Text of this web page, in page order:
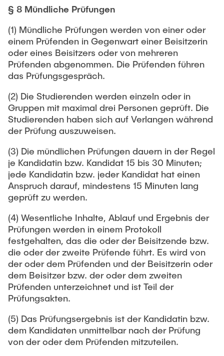
§ 8 Mündliche Prüfungen
(1) Mündliche Prüfungen werden von einer oder
einem Prüfenden in Gegenwart einer Beisitzerin
oder eines Beisitzers oder von mehreren
Prüfenden abgenommen. Die Prüfenden führen
das Prüfungsgespräch.
(2) Die Studierenden werden einzeln oder in
Gruppen mit maximal drei Personen geprüft. Die
Studierenden haben sich auf Verlangen während
der Prüfung auszuweisen.
(3) Die mündlichen Prüfungen dauern in der Regel
je Kandidatin bzw. Kandidat 15 bis 30 Minuten;
jede Kandidatin bzw. jeder Kandidat hat einen
Anspruch darauf, mindestens 15 Minuten lang
geprüft zu werden.
(4) Wesentliche Inhalte, Ablauf und Ergebnis der
Prüfungen werden in einem Protokoll
festgehalten, das die oder der Beisitzende bzw.
die oder der zweite Prüfende führt. Es wird von
der oder dem Prüfenden und der Beisitzerin oder
dem Beisitzer bzw. der oder dem zweiten
Prüfenden unterzeichnet und ist Teil der
Prüfungsakten.
(5) Das Prüfungsergebnis ist der Kandidatin bzw.
dem Kandidaten unmittelbar nach der Prüfung
von der oder dem Prüfenden mitzuteilen.